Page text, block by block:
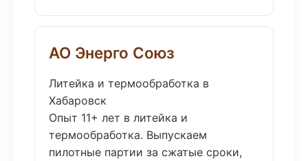
АО Энерго Союз
Литейка и термообработка в
Хабаровск
Опыт 11+ лет в литейка и
термообработка. Выпускаем
пилотные партии за сжатые сроки,